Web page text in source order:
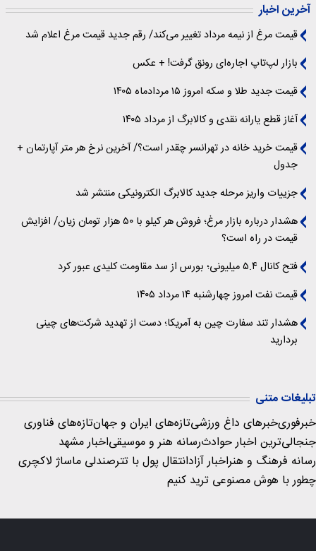
آخرین اخبار
قیمت مرغ از نیمه مرداد تغییر می‌کند/ رقم جدید قیمت مرغ اعلام شد
بازار لپ‌تاپ اجاره‌ای رونق گرفت! + عکس
قیمت جدید طلا و سکه امروز ۱۵ مردادماه ۱۴۰۵
آغاز قطع یارانه نقدی و کالابرگ از مرداد ۱۴۰۵
قیمت خرید خانه در تهرانسر چقدر است؟/ آخرین نرخ هر متر آپارتمان +
جدول
جزییات واریز مرحله جدید کالابرگ الکترونیکی منتشر شد
هشدار درباره بازار مرغ؛ فروش هر کیلو با ۵۰ هزار تومان زیان/ افزایش
قیمت در راه است؟
فتح کانال ۵.۴ میلیونی؛ بورس از سد مقاومت کلیدی عبور کرد
قیمت نفت امروز چهارشنبه ۱۴ مرداد ۱۴۰۵
هشدار تند سفارت چین به آمریکا؛ دست از تهدید شرکت‌های چینی
بردارید
تبلیغات متنی
خبرفوریخبرهای داغ ورزشیتازه‌های ایران و جهانتازه‌های فناوری
جنجالی‌ترین اخبار حوادثرسانه هنر و موسیقیاخبار مشهد
رسانه فرهنگ و هنراخبار آزادانتقال پول با تترصندلی ماساژ لاکچری
چطور با هوش مصنوعی ترید کنیم